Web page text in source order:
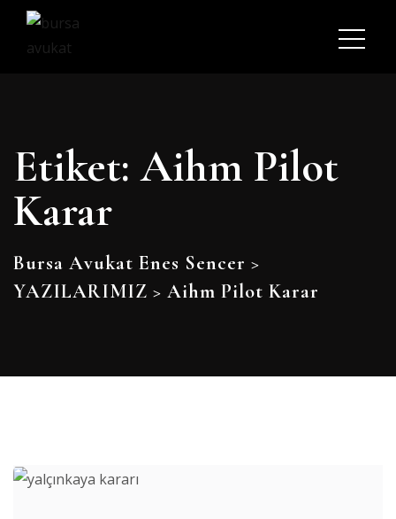
Etiket:Aihm Pilot
Karar
Bursa Avukat Enes Sencer >
YAZILARIMIZ > Aihm Pilot Karar